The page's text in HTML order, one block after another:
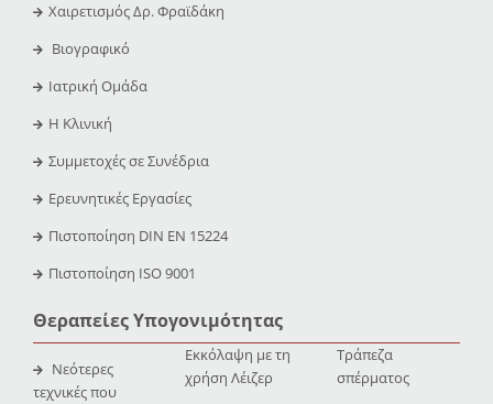
Χαιρετισμός Δρ. Φραϊδάκη
Βιογραφικό
Ιατρική Ομάδα
Η Κλινική
Συμμετοχές σε Συνέδρια
Ερευνητικές Εργασίες
Πιστοποίηση DIN EN 15224
Πιστοποίηση ISO 9001
Θεραπείες Υπογονιμότητας
Νεότερες
τεχνικές που
Εκκόλαψη με τη
χρήση Λέιζερ
Τράπεζα
σπέρματος